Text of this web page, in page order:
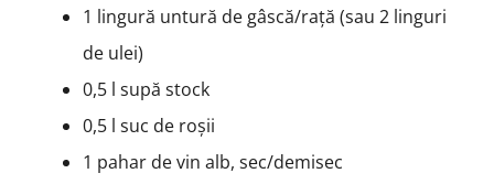
1 lingură untură de gâscă/rață (sau 2 linguri
de ulei)
0,5 l supă stock
0,5 l suc de roșii
1 pahar de vin alb, sec/demisec